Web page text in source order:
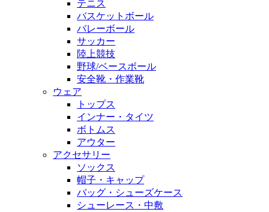
テニス
バスケットボール
バレーボール
サッカー
陸上競技
野球/ベースボール
安全靴・作業靴
ウェア
トップス
インナー・タイツ
ボトムス
アウター
アクセサリー
ソックス
帽子・キャップ
バッグ・シューズケース
シューレース・中敷